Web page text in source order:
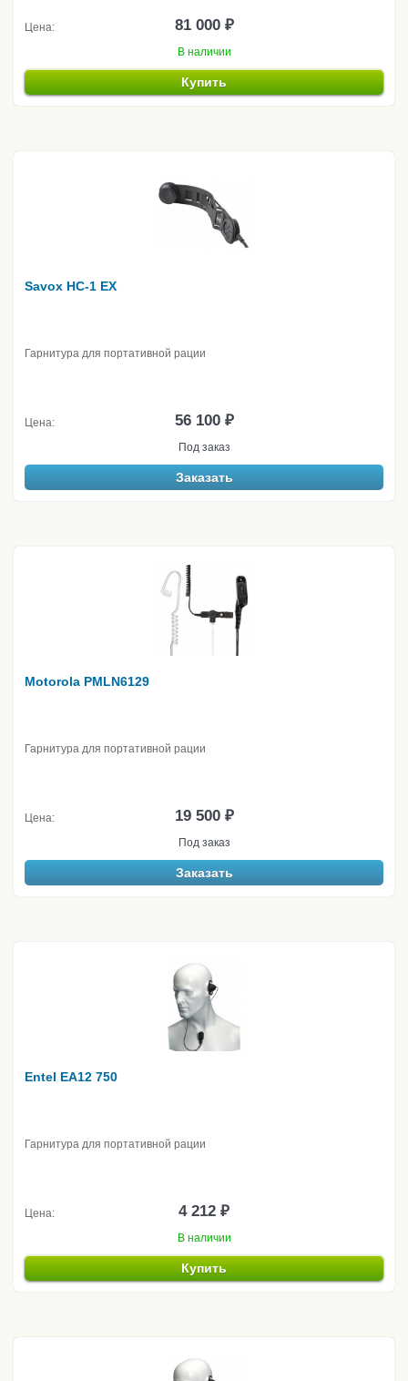
Цена: 81 000 ₽
В наличии
Купить
Savox HC-1 EX
Гарнитура для портативной рации
Цена: 56 100 ₽
Под заказ
Заказать
Motorola PMLN6129
Гарнитура для портативной рации
Цена: 19 500 ₽
Под заказ
Заказать
Entel EA12 750
Гарнитура для портативной рации
Цена: 4 212 ₽
В наличии
Купить